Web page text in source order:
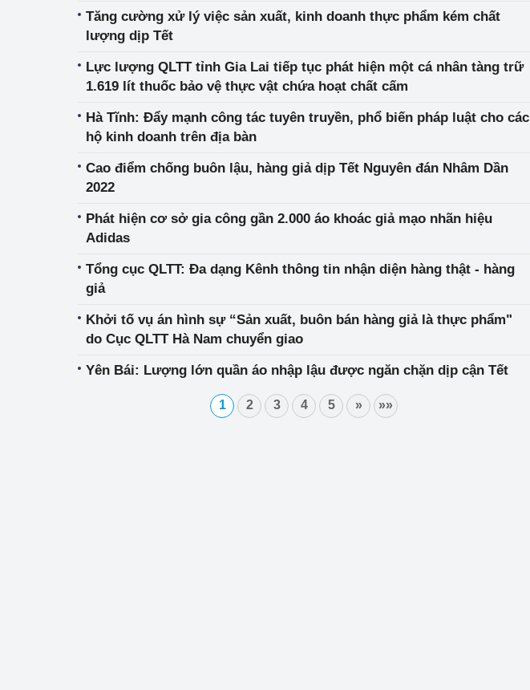
Phát triển công nghiệpCông nghiệp nền tảng
Chính sách
Phát triển năng lượng
Tăng cường xử lý việc sản xuất, kinh doanh thực phẩm kém chất
lượng dịp Tết
Lực lượng QLTT tỉnh Gia Lai tiếp tục phát hiện một cá nhân tàng trữ
1.619 lít thuốc bảo vệ thực vật chứa hoạt chất cấm
Hà Tĩnh: Đẩy mạnh công tác tuyên truyền, phổ biến pháp luật cho các
hộ kinh doanh trên địa bàn
Cao điểm chống buôn lậu, hàng giả dịp Tết Nguyên đán Nhâm Dần
2022
Phát hiện cơ sở gia công gần 2.000 áo khoác giả mạo nhãn hiệu
Adidas
Tổng cục QLTT: Đa dạng Kênh thông tin nhận diện hàng thật - hàng
giả
Khởi tố vụ án hình sự “Sản xuất, buôn bán hàng giả là thực phẩm"
do Cục QLTT Hà Nam chuyển giao
Yên Bái: Lượng lớn quần áo nhập lậu được ngăn chặn dịp cận Tết
1 2 3 4 5 » »»